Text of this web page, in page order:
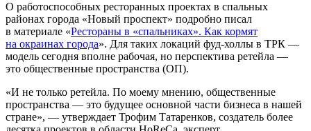
О работоспособных ресторанных проектах в спальных
районах города «Новый проспект» подробно писал
в материале «Рестораны в «спальниках». Как кормят
на окраинах города». Для таких локаций фуд-холлы в ТРК —
модель сегодня вполне рабочая, но перспектива ретейла —
это общественные пространства (ОП).
«И не только ретейла. По моему мнению, общественные
пространства — это будущее основной части бизнеса в нашей
стране», — утверждает Трофим Татаренков, создатель более